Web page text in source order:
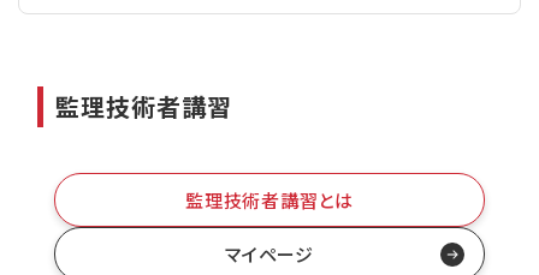
監理技術者講習
監理技術者講習とは
マイページ